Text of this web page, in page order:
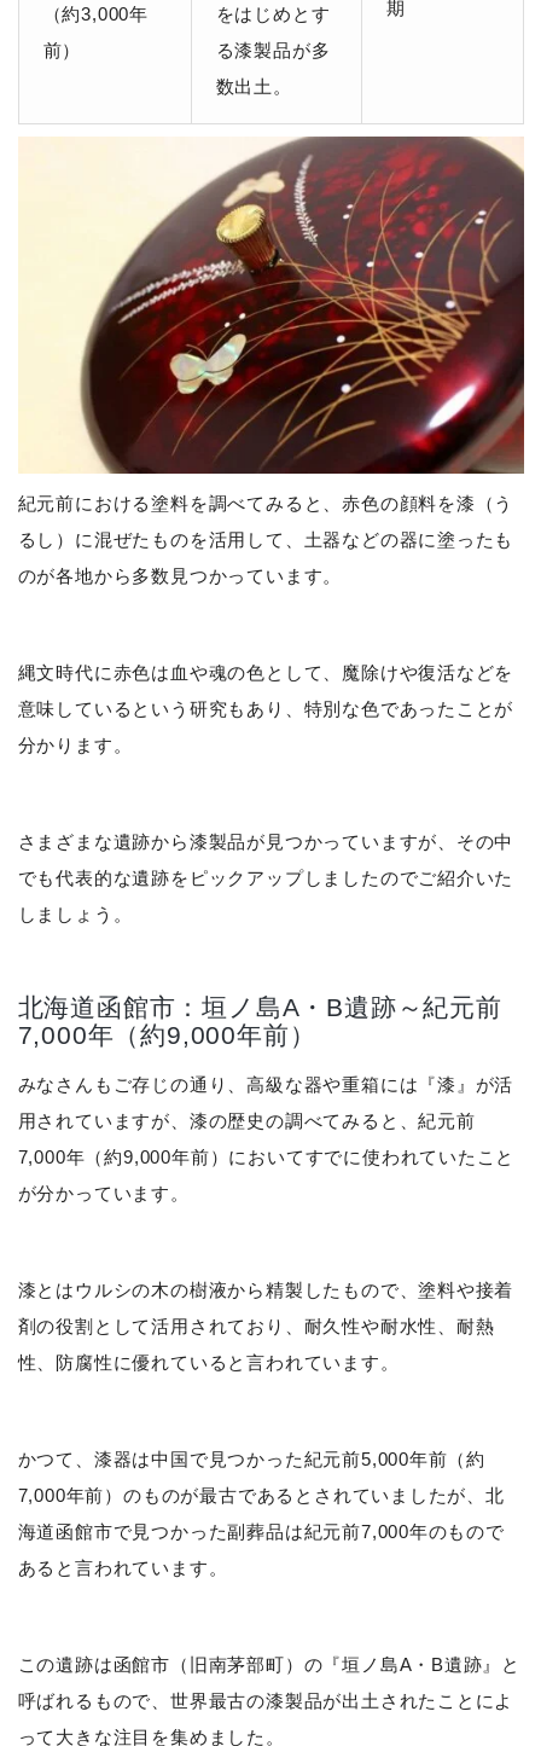
（約3,000年
前）
をはじめとす
る漆製品が多
数出土。
期
紀元前における塗料を調べてみると、赤色の顔料を漆（う
るし）に混ぜたものを活用して、土器などの器に塗ったも
のが各地から多数見つかっています。
縄文時代に赤色は血や魂の色として、魔除けや復活などを
意味しているという研究もあり、特別な色であったことが
分かります。
さまざまな遺跡から漆製品が見つかっていますが、その中
でも代表的な遺跡をピックアップしましたのでご紹介いた
しましょう。
北海道函館市：垣ノ島A・B遺跡～紀元前
7,000年（約9,000年前）
みなさんもご存じの通り、高級な器や重箱には『漆』が活
用されていますが、漆の歴史の調べてみると、紀元前
7,000年（約9,000年前）においてすでに使われていたこと
が分かっています。
漆とはウルシの木の樹液から精製したもので、塗料や接着
剤の役割として活用されており、耐久性や耐水性、耐熱
性、防腐性に優れていると言われています。
かつて、漆器は中国で見つかった紀元前5,000年前（約
7,000年前）のものが最古であるとされていましたが、北
海道函館市で見つかった副葬品は紀元前7,000年のもので
あると言われています。
この遺跡は函館市（旧南茅部町）の『垣ノ島A・B遺跡』と
呼ばれるもので、世界最古の漆製品が出土されたことによ
って大きな注目を集めました。